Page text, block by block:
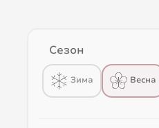
Сезон
Зима Весна